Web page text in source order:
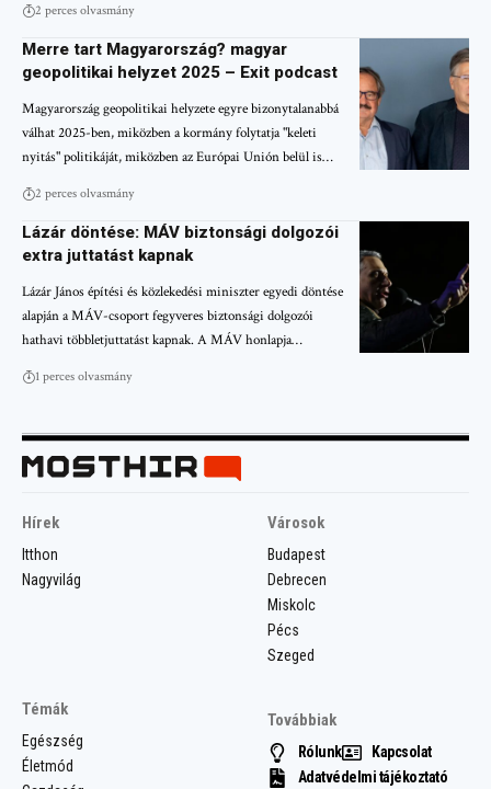
2 perces olvasmány
Merre tart Magyarország? magyar
geopolitikai helyzet 2025 – Exit podcast
Magyarország geopolitikai helyzete egyre bizonytalanabbá
válhat 2025-ben, miközben a kormány folytatja "keleti
nyitás" politikáját, miközben az Európai Unión belül is…
2 perces olvasmány
Lázár döntése: MÁV biztonsági dolgozói
extra juttatást kapnak
Lázár János építési és közlekedési miniszter egyedi döntése
alapján a MÁV-csoport fegyveres biztonsági dolgozói
hathavi többletjuttatást kapnak. A MÁV honlapja…
1 perces olvasmány
Hírek
Itthon
Nagyvilág
Városok
Budapest
Debrecen
Miskolc
Pécs
Szeged
Témák
Egészség
Életmód
Továbbiak
Rólunk
Kapcsolat
Adatvédelmi tájékoztató